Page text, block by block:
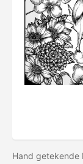
Hand getekende